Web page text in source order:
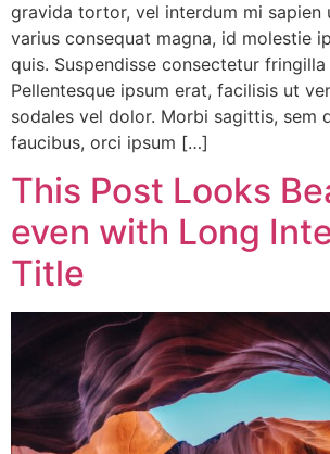
gravida tortor, vel interdum mi sapien
varius consequat magna, id molestie
quis. Suspendisse consectetur fringilla
Pellentesque ipsum erat, facilisis ut
sodales vel dolor. Morbi sagittis, sem
faucibus, orci ipsum […]
This Post Looks
even with Long
Title